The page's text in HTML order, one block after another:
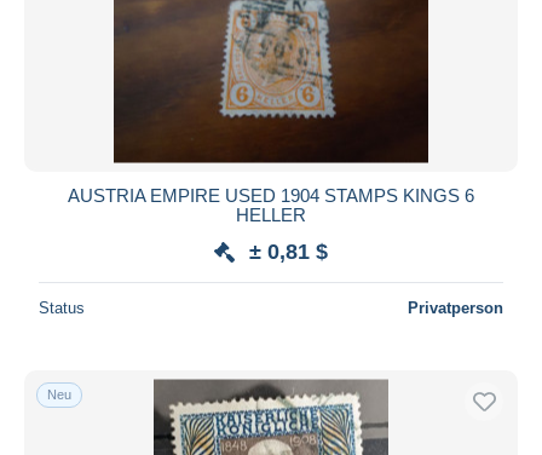
AUSTRIA EMPIRE USED 1904 STAMPS KINGS 6
HELLER
± 0,81 $
Status Privatperson
Neu